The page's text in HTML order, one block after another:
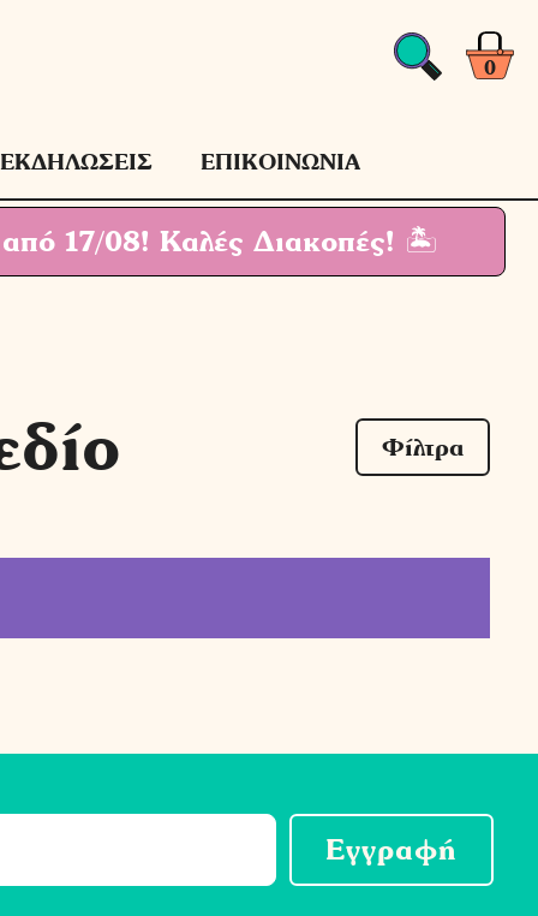
0
ΕΚΔΗΛΩΣΕΙΣ ΕΠΙΚΟΙΝΩΝΙΑ
από 17/08! Καλές Διακοπές! 🏝
Φίλτρα
Εγγραφή